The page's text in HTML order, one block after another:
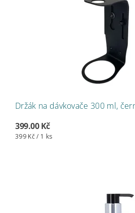
Držák na dávkovače 300 ml,
399.00 Kč
399 Kč / 1 ks